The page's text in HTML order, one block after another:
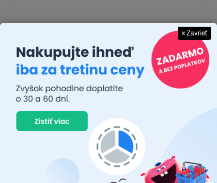
Off-road produkt:Tieto svetlá nie sú schválené ECE a preto ich
používanie v súčasnosti nie je schválené na použitie na verejných
komunikáciách: ich použitie je obmedzené na aplikácie “Off-road”.
žiarovke, ktoré sa zobrazí na palubnom počítači / palubnej doske
vozidla. Je to neškodný vedľajší účinok LED žiaroviek s nízkym
výkonom, ktoré nie sú rozpoznané systémom CANbus vozidla a je
možné ich vyriešiť pomocou inštaláciedodatočného adaptéra
CANBUS z našej ponuky AUTOVIP.
Nie ste si istý, či OSRAM H7 LEDriving HL LED sú vhodné pre
× Zavrieť